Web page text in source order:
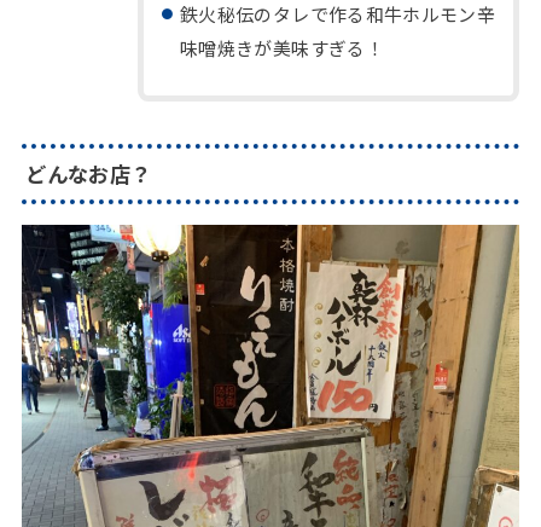
鉄火秘伝のタレで作る和牛ホルモン辛
味噌焼きが美味すぎる！
どんなお店？